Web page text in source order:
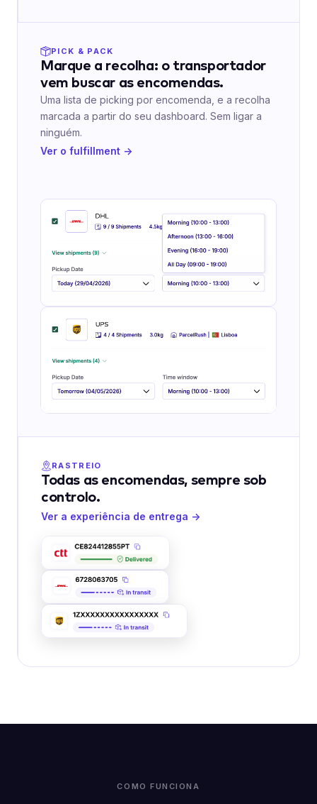
PICK & PACK
Marque a recolha: o transportador
vem buscar as encomendas.
Uma lista de picking por encomenda, e a recolha
marcada a partir do seu dashboard. Sem ligar a
ninguém.
Ver o fulfillment →
RASTREIO
Todas as encomendas, sempre sob
controlo.
Ver a experiência de entrega →
COMO FUNCIONA